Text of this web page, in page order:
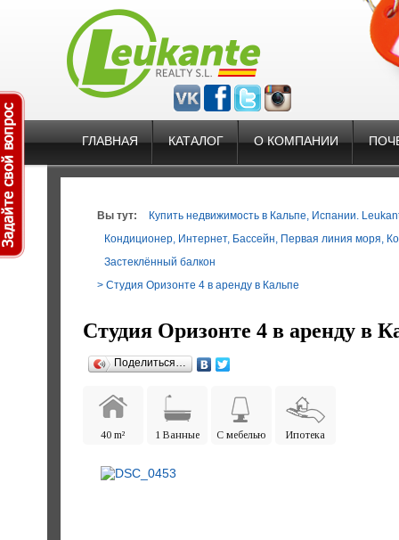
ГЛАВНАЯ КАТАЛОГ О КОМПАНИИ
Вы тут:
Купить недвижимость в Кальпе, Испании.
Кондиционер, Интернет, Бассейн, Первая линия моря,
Застеклённый балкон
> Студия Оризонте 4 в аренду в Кальпе
Студия Оризонте 4 в аренду в
Поделиться…
40 m² 1 Ванные С мебелью Ипотека